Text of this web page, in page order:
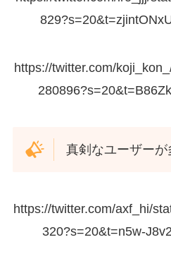
https://twitter.com/
真剣なユーザーが
https://twitter.com/axf_hi/
320?s=20&t=n5w-